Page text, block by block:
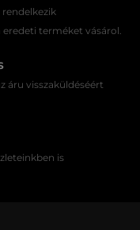
terméket vásárol.
áru visszaküldéséért
is